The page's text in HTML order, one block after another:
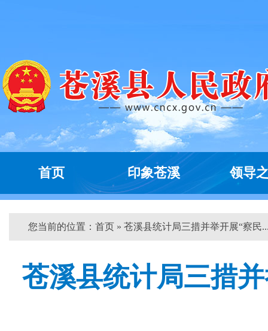
首页 印象苍溪 领导
您当前的位置： 首页 » 苍溪县统计局三措并举开展“察民
苍溪县统计局三措